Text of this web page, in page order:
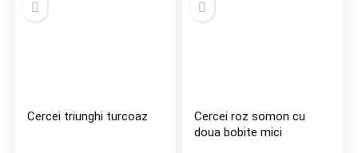
Cercei triunghi turcoaz
Cercei roz somon cu
doua bobite mici